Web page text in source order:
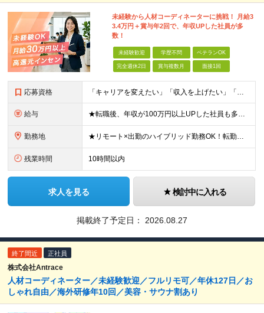
未経験から人材コーディネーターに挑戦！ 月給3
3.4万円＋賞与年2回で、年収UPした社員が多
数！
未経験歓迎 学歴不問 ベテランOK
完全週休2日 賞与複数月 面接1回
応募資格 「キャリアを変えたい」「収入を上げたい」「将来に強いスキルを身につけたい」方歓迎！ ・未経験歓迎 ・学歴不問 ・第二新卒歓迎 ＼経験やスキルではなく、“これから”を重視します／ 「今のままでいい
給与 ★転職後、年収が100万円以上UPした社員も多数！ 月給33.4万円～45万円＋諸手当＋賞与年2回 ※インセンティブ充実 直近の最高インセンティブ：月50万円 全社員の平均インセンティブ：月10
勤務地 ★リモート×出勤のハイブリッド勤務OK！転勤なし！U・Ｉターン歓迎！ 東京、神奈川、埼玉、千葉、愛知、大阪、兵庫、京都、広島、福岡をはじめとする全国各地のプロジェクト先。 プライム上場、グロース上
残業時間 10時間以内
求人を見る 検討中に入れる
掲載終了予定日： 2026.08.27
終了間近 正社員
株式会社Antrace
人材コーディネーター／未経験歓迎／フルリモ可／年休127日／お
しゃれ自由／海外研修年10回／美容・サウナ割あり